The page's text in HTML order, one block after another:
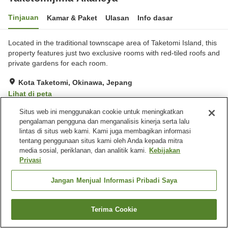
Tinjauan Kamar & Paket Ulasan Info dasar
Located in the traditional townscape area of Taketomi Island, this
property features just two exclusive rooms with red-tiled roofs and
private gardens for each room.
Kota Taketomi, Okinawa, Jepang
Lihat di peta
Luar biasa Ulasan:16
Fasilitas properti
Tempat parkir
Bar
Antar jemput
Beranda Jepang Okinawa
Kota Taketomi
Taketomijima Akaneya
Cari kamar
Situs web ini menggunakan cookie untuk meningkatkan
pengalaman pengguna dan menganalisis kinerja serta lalu
lintas di situs web kami. Kami juga membagikan informasi
tentang penggunaan situs kami oleh Anda kepada mitra
media sosial, periklanan, dan analitik kami. Kebijakan
Privasi
Jangan Menjual Informasi Pribadi Saya
Terima Cookie